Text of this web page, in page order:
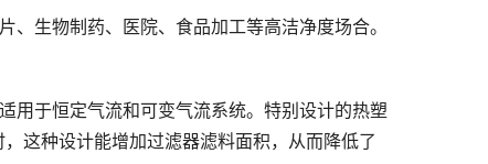
生物制药、医院、食品加工等高洁净度场合。
用于恒定气流和可变气流系统。特别设计的热塑
这种设计能增加过滤器滤料面积，从而降低了